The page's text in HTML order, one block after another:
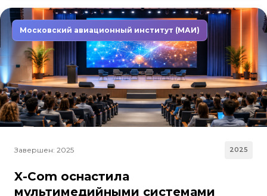
Московский авиационный институт (МАИ)
Завершен: 2025 2025
X-Com оснастила
мультимедийными системами